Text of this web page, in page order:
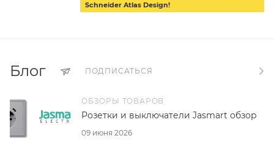
Schneider Atlas Design!
Блог ПОДПИСАТЬСЯ
ОБЗОРЫ ТОВАРОВ
09 июня 2026
Розетки и выключатели Jasmart обзор